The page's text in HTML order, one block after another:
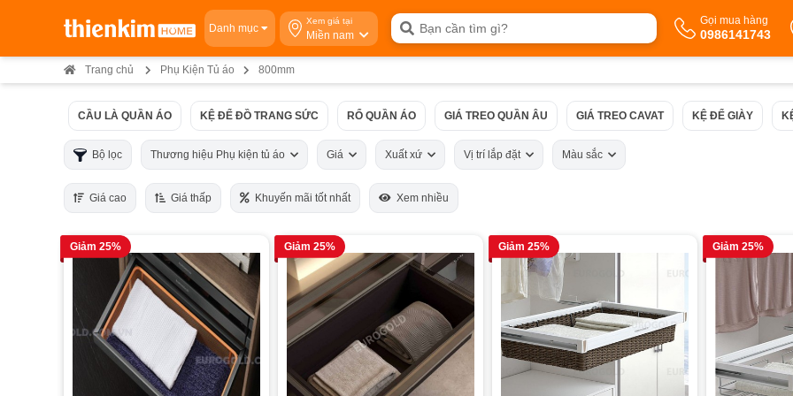
Danh mục
Xem giá tại
Miền nam
Gọi mua hàng
0986141743
Trang chủ Phụ Kiện Tủ áo 800mm
CẦU LÀ QUẦN ÁO KỆ ĐỂ ĐỒ TRANG SỨC RỔ QUẦN ÁO GIÁ TREO QUẦN ÂU GIÁ TREO CAVAT KỆ ĐỂ GIÀY
Bộ lọc Thương hiệu Phụ kiện tủ áo Giá Xuất xứ Vị trí lắp đặt Màu sắc
Giá cao Giá thấp Khuyến mãi tốt nhất Xem nhiều
Giảm 25% Giảm 25% Giảm 25% Giảm 25%